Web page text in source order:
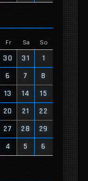
Fr Sa So
30 31
1
6 7
8
13 14
15
20 21
22
27 28
29
4 5 6